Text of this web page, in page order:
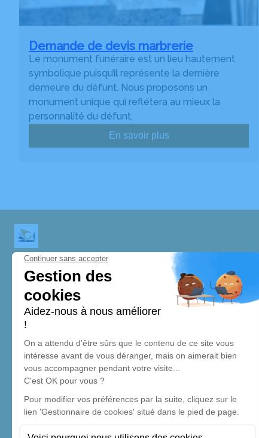
Demande de devis marbrerie
Le monument funéraire est un lieu hautement
symbolique puisqu’il représente la dernière
demeure du défunt. Nous proposons un
monument unique qui reflétera au mieux la
personnalité du défunt.
En savoir plus
Pompes Funèbres Galbrun-Heslot
Nos équipes vous aident à honorer la mémoire de
perpétuer son souvenir dans le respect de ses
avec dignité dans son dernier voyage.
Nos agences
Pompes Funèbres Galbrun-Heslot
05 58 04 41 42
pfgh.labouheyre@gmail.com
82, Rue Lucette Moreau – 40210 – Labouheyre
5/5 – 72 avis